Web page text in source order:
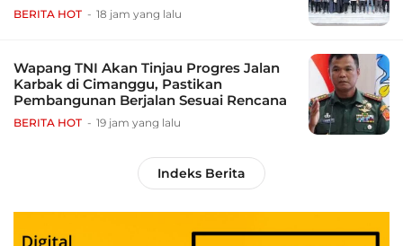
BERITA HOT 18 jam yang lalu
Wapang TNI Akan Tinjau Progres Jalan
Karbak di Cimanggu, Pastikan
Pembangunan Berjalan Sesuai Rencana
BERITA HOT 19 jam yang lalu
Indeks Berita